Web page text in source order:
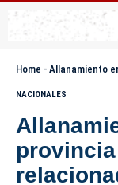
Home - Allanamiento en Salcedo,
NACIONALES